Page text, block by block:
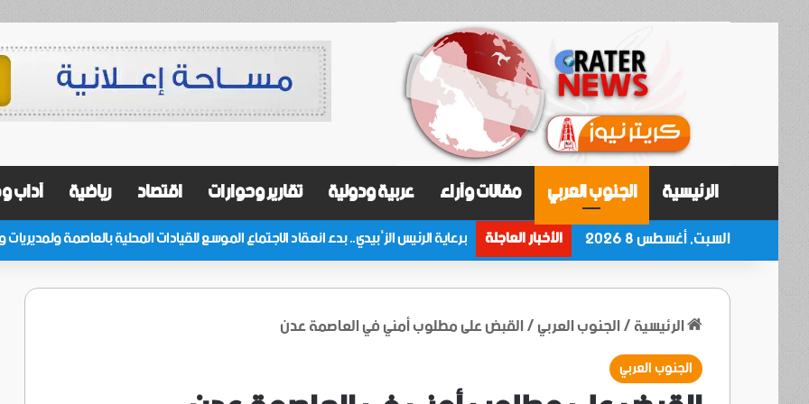
الرئيسية الجنوب العربي مقالات وآراء عربية ودولية تقارير وحوارات اقتصاد رياضية آداب
السبت, أغسطس 8 2026 الأخبار العاجلة
الرئيسية/الجنوب العربي/القبض على مطلوب أمني في العاصمة عدن
الجنوب العربي